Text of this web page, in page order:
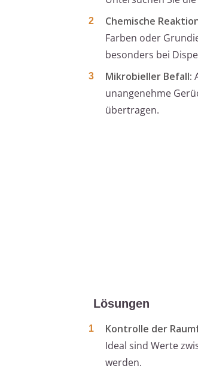
Chemische
Farben oder
besonders bei
Mikrobieller Befall:
unangenehme
übertragen.
Lösungen
Kontrolle der
Ideal sind Werte
werden.